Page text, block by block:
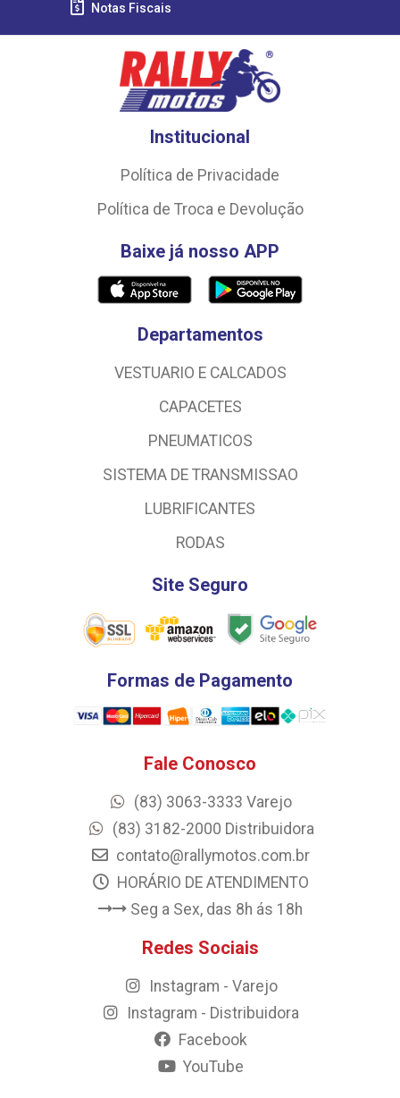
Notas Fiscais
Institucional
Política de Privacidade
Política de Troca e Devolução
Baixe já nosso APP
Departamentos
VESTUARIO E CALCADOS
CAPACETES
PNEUMATICOS
SISTEMA DE TRANSMISSAO
LUBRIFICANTES
RODAS
Site Seguro
Formas de Pagamento
Fale Conosco
(83) 3063-3333 Varejo
(83) 3182-2000 Distribuidora
contato@rallymotos.com.br
HORÁRIO DE ATENDIMENTO
Seg a Sex, das 8h ás 18h
Redes Sociais
Instagram - Varejo
Instagram - Distribuidora
Facebook
YouTube